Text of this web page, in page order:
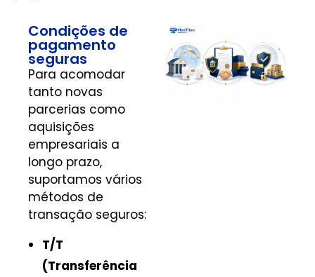
Condições de
pagamento
seguras
Para acomodar
tanto novas
parcerias como
aquisições
empresariais a
longo prazo,
suportamos vários
métodos de
transação seguros:
T/T
(Transferência